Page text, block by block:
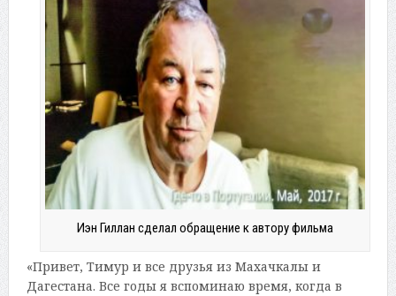
Иэн Гиллан сделал обращение к автору фильма
«Привет, Тимур и все друзья из Махачкалы и
Дагестана. Все годы я вспоминаю время, когда в